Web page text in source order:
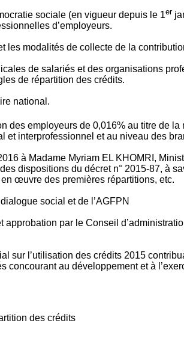
sociale (en vigueur depuis le 1er
d’employeurs.
les modalités de collecte de la
de salariés et des organisations
de répartition des crédits.
national.
des employeurs de 0,016% au titre de
interprofessionnel et au niveau des
à Madame Myriam EL KHOMRI,
dispositions du décret n° 2015-87, à
œuvre des premières répartitions, etc.
social et de l’AGFPN
par le Conseil
sur l’utilisation des crédits 2015
au développement et à
des crédits